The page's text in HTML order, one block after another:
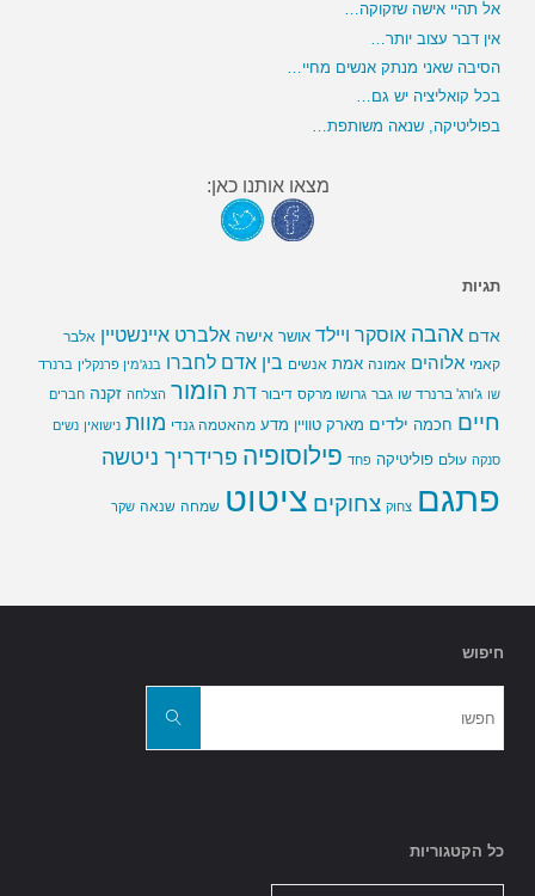
אל תהיי אישה שזקוקה…
אין דבר עצוב יותר…
הסיבה שאני מנתק אנשים מחיי…
בכל קואליציה יש גם…
בפוליטיקה, שנאה משותפת…
מצאו אותנו כאן:
תגיות
אדם אהבה אוסקר ויילד אושר אישה אלברט איינשטיין אלבר
קאמי אלוהים אמונה אמת אנשים בין אדם לחברו בנג'מין פרנקלין ברנרד
שו ג'ורג' ברנרד שו גבר גרושו מרקס דיבור דת הומור הצלחה זקנה חברים
חיים חכמה ילדים מארק טוויין מדע מהאטמה גנדי מוות נישואין נשים
סנקה עולם פוליטיקה פחד פילוסופיה פרידריך ניטשה
פתגם צחוק צחוקים ציטוט שמחה שנאה שקר
חיפוש
חפשו
כל הקטגוריות